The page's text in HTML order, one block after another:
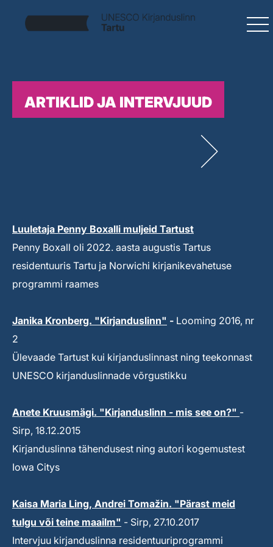
ARTIKLID JA INTERVJUUD
Luuletaja Penny Boxalli muljeid Tartust
Penny Boxall oli 2022. aasta augustis Tartus
residentuuris Tartu ja Norwichi kirjanikevahetuse
programmi raames
Janika Kronberg. "Kirjanduslinn" - Looming 2016, nr
2
Ülevaade Tartust kui kirjanduslinnast ning teekonnast
UNESCO kirjanduslinnade võrgustikku
Anete Kruusmägi. "Kirjanduslinn - mis see on?" -
Sirp, 18.12.2015
Kirjanduslinna tähendusest ning autori kogemustest
Iowa Citys
Kaisa Maria Ling, Andrei Tomažin. "Pärast meid
tulgu või teine maailm" - Sirp, 27.10.2017
Intervjuu kirjanduslinna residentuuriprogrammi